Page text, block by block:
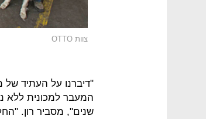
צוות OTTO
"דיברנו על העתיד
המעבר למכונית ללא